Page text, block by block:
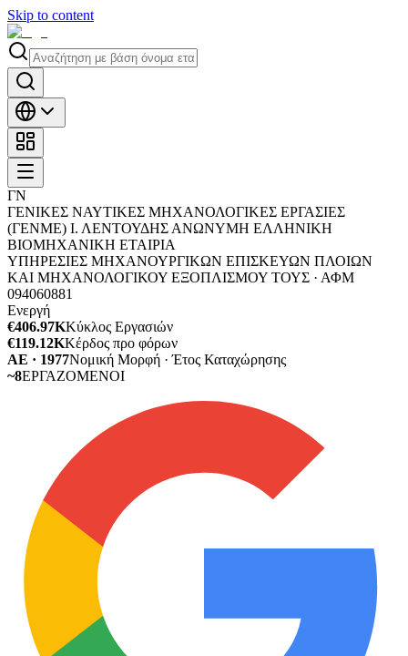
Skip to content
ΓΝ
ΓΕΝΙΚΕΣ ΝΑΥΤΙΚΕΣ ΜΗΧΑΝΟΛΟΓΙΚΕΣ ΕΡΓΑΣΙΕΣ
(ΓΕΝΜΕ) Ι. ΛΕΝΤΟΥΔΗΣ ΑΝΩΝΥΜΗ ΕΛΛΗΝΙΚΗ
ΒΙΟΜΗΧΑΝΙΚΗ ΕΤΑΙΡΙΑ
ΥΠΗΡΕΣΙΕΣ ΜΗΧΑΝΟΥΡΓΙΚΩΝ ΕΠΙΣΚΕΥΩΝ ΠΛΟΙΩΝ
ΚΑΙ ΜΗΧΑΝΟΛΟΓΙΚΟΥ ΕΞΟΠΛΙΣΜΟΥ ΤΟΥΣ · ΑΦΜ
094060881
Ενεργή
€406.97KΚύκλος Εργασιών
€119.12KΚέρδος προ φόρων
ΑΕ · 1977Νομική Μορφή · Έτος Καταχώρησης
~8ΕΡΓΑΖΟΜΕΝΟΙ